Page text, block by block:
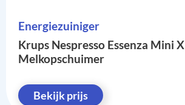
Energiezuiniger
Krups Nespresso Essenza Mini
Melkopschuimer
Bekijk prijs